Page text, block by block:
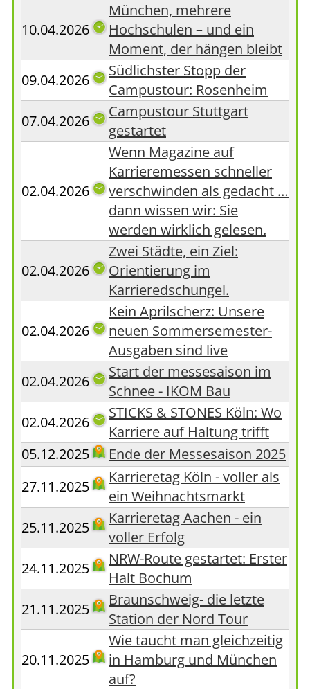
10.04.2026
München, mehrere
Hochschulen – und ein
Moment, der hängen bleibt
09.04.2026
Südlichster Stopp der
Campustour: Rosenheim
07.04.2026
Campustour Stuttgart
gestartet
02.04.2026
Wenn Magazine auf
Karrieremessen schneller
verschwinden als gedacht …
dann wissen wir: Sie
werden wirklich gelesen.
02.04.2026
Zwei Städte, ein Ziel:
Orientierung im
Karrieredschungel.
02.04.2026
Kein Aprilscherz: Unsere
neuen Sommersemester-
Ausgaben sind live
02.04.2026
Start der messesaison im
Schnee - IKOM Bau
02.04.2026
STICKS & STONES Köln: Wo
Karriere auf Haltung trifft
05.12.2025
Ende der Messesaison 2025
27.11.2025
Karrieretag Köln - voller als
ein Weihnachtsmarkt
25.11.2025
Karrieretag Aachen - ein
voller Erfolg
24.11.2025
NRW-Route gestartet: Erster
Halt Bochum
21.11.2025
Braunschweig- die letzte
Station der Nord Tour
20.11.2025
Wie taucht man gleichzeitig
in Hamburg und München
auf?